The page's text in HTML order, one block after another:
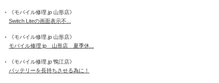
《モバイル修理.jp 山形店》
Switch Liteの画面表示不...
《モバイル修理.jp 山形店》
モバイル修理 jp 山形店 夏季休...
《モバイル修理.jp 鴨江店》
バッテリーを長持ちさせる為に！